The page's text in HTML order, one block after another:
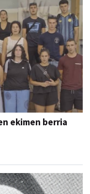
ekimen berria